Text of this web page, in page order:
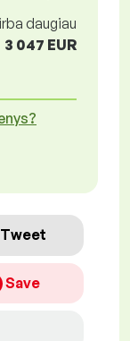
daugiau
3 047 EUR
Tweet
Save